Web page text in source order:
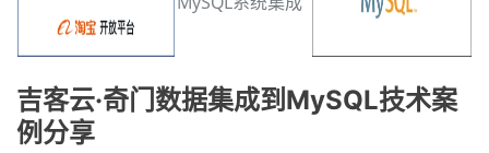
吉客云·奇门数据集成到MySQL技术案
例分享